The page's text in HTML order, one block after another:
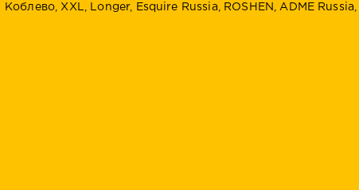
Коблево, XXL, Longer, Esquire Russia, ROSHEN, ADME